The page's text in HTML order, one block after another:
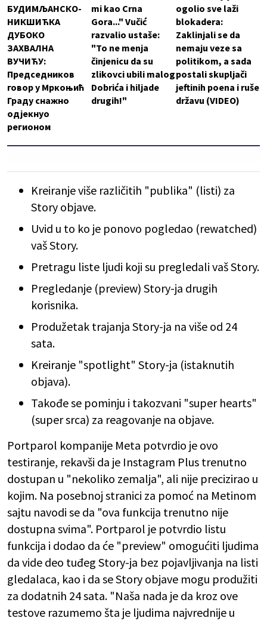
БУДИМЉАНСКО-
НИКШИЋКА
ДУБОКО
ЗАХВАЛНА
ВУЧИЋУ:
Председников
говор у Мркоњић
Граду снажно
одјекнуо
регионом
mi kao Crna
Gora..." Vučić
razvalio ustaše:
"To ne menja
činjenicu da su
zlikovci ubili malog
Dobrića i hiljade
drugih!"
ogolio sve laži
blokadera:
Zaklinjali se da
nemaju veze sa
politikom, a sada
postali skupljači
jeftinih poena i ruše
državu (VIDEO)
Kreiranje više različitih "publika" (listi) za
Story objave.
Uvid u to ko je ponovo pogledao (rewatched)
vaš Story.
Pretragu liste ljudi koji su pregledali vaš Story.
Pregledanje (preview) Story-ja drugih
korisnika.
Produžetak trajanja Story-ja na više od 24
sata.
Kreiranje "spotlight" Story-ja (istaknutih
objava).
Takođe se pominju i takozvani "super hearts"
(super srca) za reagovanje na objave.
Portparol kompanije Meta potvrdio je ovo
testiranje, rekavši da je Instagram Plus trenutno
dostupan u "nekoliko zemalja", ali nije precizirao u
kojim. Na posebnoj stranici za pomoć na Metinom
sajtu navodi se da "ova funkcija trenutno nije
dostupna svima". Portparol je potvrdio listu
funkcija i dodao da će "preview" omogućiti ljudima
da vide deo tuđeg Story-ja bez pojavljivanja na listi
gledalaca, kao i da se Story objave mogu produžiti
za dodatnih 24 sata. "Naša nada je da kroz ove
testove razumemo šta je ljudima najvrednije u